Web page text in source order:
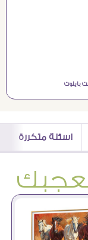
بايلوت
اسئلة متكررة